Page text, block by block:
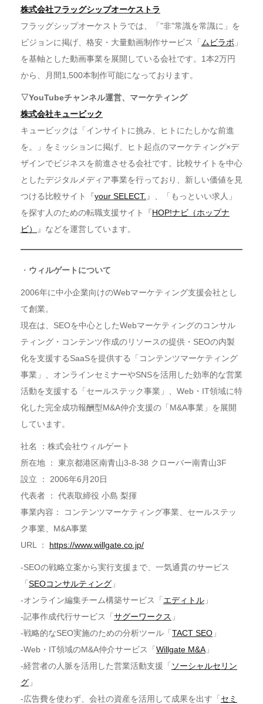
株式会社フラッグシップオーケストラ
フラッグシップオーケストラでは、「”非”常識を常識に」を
ビジョンに掲げ、格安・大量動画制作サービス「 ムビラボ 」
を基軸とした動画事業を展開している会社です。1本2万円
から、月間1,500本制作可能になっております。
▽YouTubeチャンネル運営、マーケティング
株式会社キュービック
キュービックは「インサイトに挑み、ヒトにたしかな前進
を。」をミッションに掲げ、ヒト起点のマーケティング×デ
ザインでビジネスを前進させる会社です。比較サイトを中心
としたデジタルメディア事業を行っており、新しい価値を見
つける比較サイト『your SELECT. 』、「もっといい求人」
を探す人のための転職支援サイト『HOP!ナビ（ホップナ
ビ）
』などを運営しています。
・ ウィルゲートについて
2006年に中小企業向けのWebマーケティング支援会社とし
て創業。
現在は、SEOを中心としたWebマーケティングのコンサル
ティング・コンテンツ作成のリソースの提供・SEOの内製
化を支援するSaaSを提供する「コンテンツマーケティング
事業」、オンラインセミナーやSNSを活用した効率的な営業
活動を支援する「セールステック事業」、Web・IT領域に特
化した完全成功報酬型M&A仲介支援の「M&A事業」を展開
しています。
社名 ：株式会社ウィルゲート
所在地 ： 東京都港区南青山3-8-38 クローバー南青山3F
設立 ： 2006年6月20日
代表者 ： 代表取締役 小島 梨揮
事業内容： コンテンツマーケティング事業、セールステッ
ク事業、M&A事業
URL ： https://www.willgate.co.jp/
-SEOの戦略立案から実行支援まで、一気通貫のサービス
「 SEOコンサルティング 」
-オンライン編集チーム構築サービス「 エディトル 」
-記事作成代行サービス「 サグーワークス 」
-戦略的なSEO実施のための分析ツール「 TACT SEO 」
-Web・IT領域のM&A仲介サービス「 Willgate M&A 」
-経営者の人脈を活用した営業活動支援「 ソーシャルセリン
グ 」
-広告費を使わず、会社の資産を活用して成果を出す「 セミ